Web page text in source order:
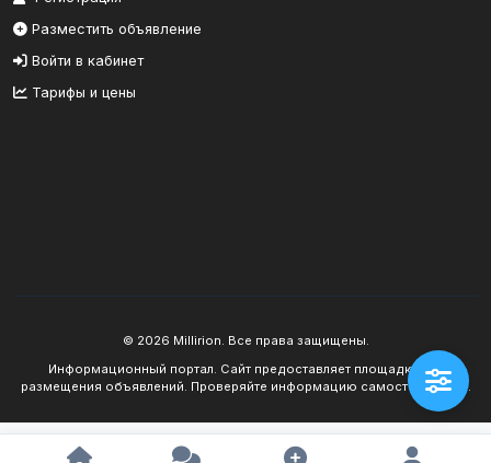
Разместить объявление
Войти в кабинет
Тарифы и цены
© 2026 Millirion. Все права защищены.
Информационный портал. Сайт предоставляет площадку для
размещения объявлений. Проверяйте информацию самостоятельно.